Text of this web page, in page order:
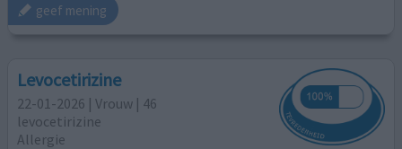
geef mening
Levocetirizine
22-01-2026 | Vrouw | 46
levocetirizine
Allergie